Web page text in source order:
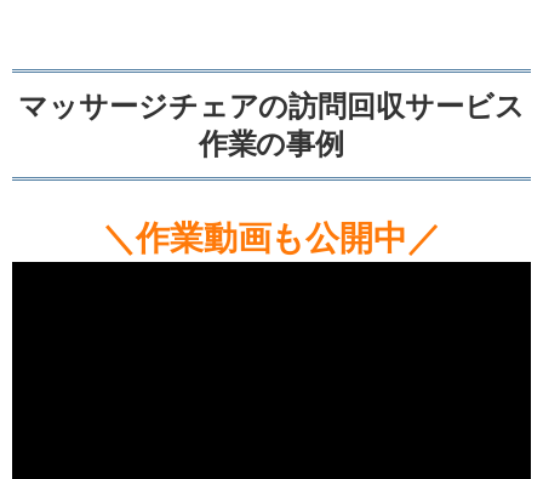
マッサージチェアの訪問回収サービス
作業の事例
＼作業動画も公開中／